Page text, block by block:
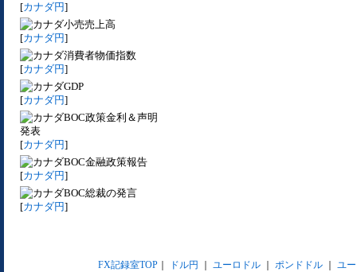
[カナダ円]
小売売上高
[カナダ円]
消費者物価指数
[カナダ円]
GDP
[カナダ円]
BOC政策金利＆声明
発表
[カナダ円]
BOC金融政策報告
[カナダ円]
BOC総裁の発言
[カナダ円]
FX記録室TOP｜ ドル円 ユーロドル｜ ポンドドル｜ ユ